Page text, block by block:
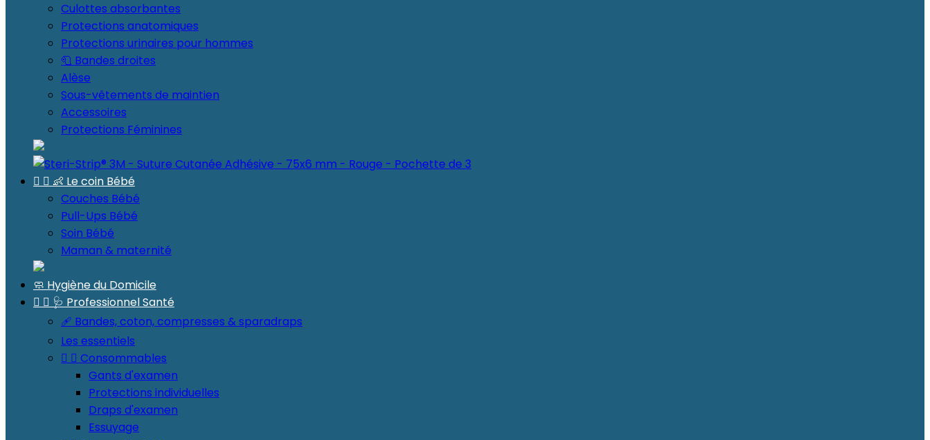
Culottes absorbantes
Protections anatomiques
Protections urinaires pour hommes
🧻 Bandes droites
Alèse
Sous-vêtements de maintien
Accessoires
Protections Féminines
  👶 Le coin Bébé
Couches Bébé
Pull-Ups Bébé
Soin Bébé
Maman & maternité
🧼 Hygiène du Domicile
  🩺 Professionnel Santé
🩹 Bandes, coton, compresses & sparadraps
Les essentiels
  Consommables
Gants d'examen
Protections individuelles
Draps d'examen
Essuyage